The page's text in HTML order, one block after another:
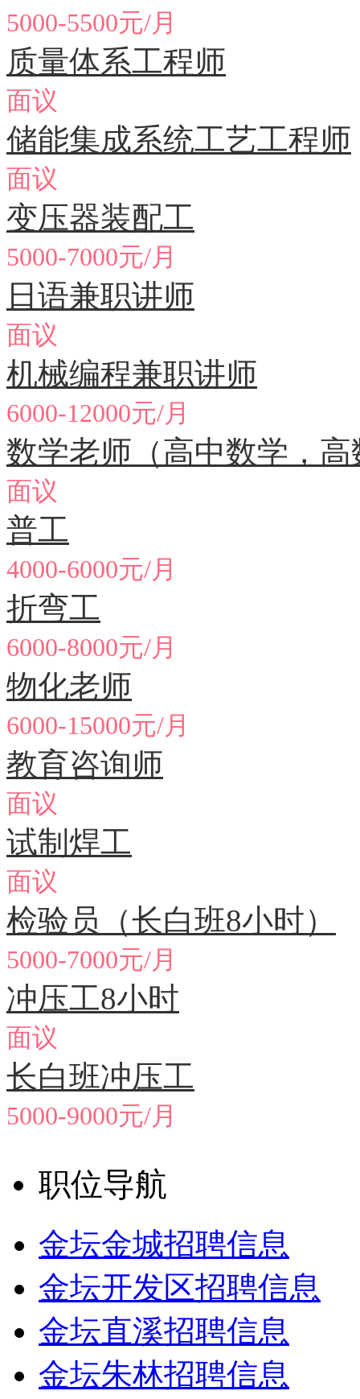
5000-5500元/月
质量体系工程师
面议
储能集成系统工艺工程师
面议
变压器装配工
5000-7000元/月
日语兼职讲师
面议
机械编程兼职讲师
6000-12000元/月
数学老师（高中数学，
面议
普工
4000-6000元/月
折弯工
6000-8000元/月
物化老师
6000-15000元/月
教育咨询师
面议
试制焊工
面议
检验员（长白班8小时）
5000-7000元/月
冲压工8小时
面议
长白班冲压工
5000-9000元/月
职位导航
金坛金城招聘信息
金坛开发区招聘信息
金坛直溪招聘信息
金坛朱林招聘信息